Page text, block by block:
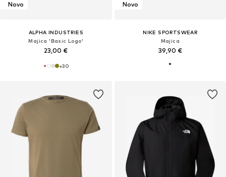
Novo
ALPHA INDUSTRIES
Majica 'Basic Logo'
23,00 €
+30
Novo
NIKE SPORTSWEAR
Majica
39,90 €